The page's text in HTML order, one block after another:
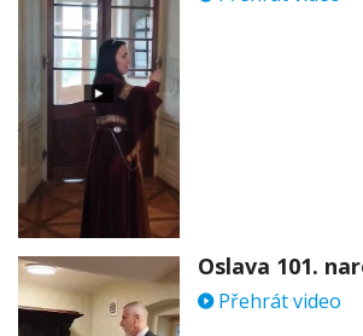
Přehrát video